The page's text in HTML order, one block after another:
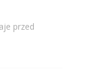
przed